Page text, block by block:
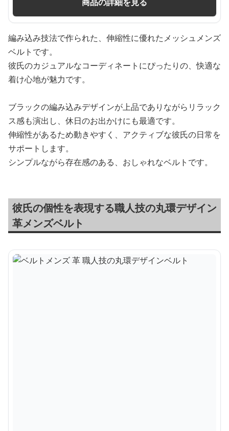
商品の詳細を見る
編み込み技法で作られた、伸縮性に優れたメッシュメンズ
ベルトです。
彼氏のカジュアルなコーディネートにぴったりの、快適な
着け心地が魅力です。
ブラックの編み込みデザインが上品でありながらリラック
ス感も演出し、休日のお出かけにも最適です。
伸縮性があるため動きやすく、アクティブな彼氏の日常を
サポートします。
シンプルながら存在感のある、おしゃれなベルトです。
彼氏の個性を表現する職人技の丸環デザイン
革メンズベルト